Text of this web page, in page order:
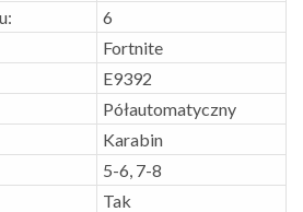
6
Fortnite
E9392
Półautomatyczny
Karabin
5-6, 7-8
Tak